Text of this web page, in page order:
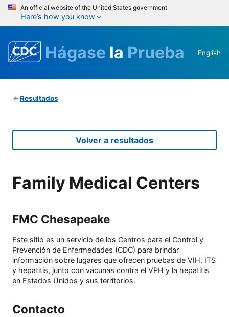
An official website of the United States government
Here’s how you know
Hágase la Prueba English
Resultados
Volver a resultados
Family Medical Centers
FMC Chesapeake
Este sitio es un servicio de los Centros para el Control y
Prevención de Enfermedades (CDC) para brindar
información sobre lugares que ofrecen pruebas de VIH, ITS
y hepatitis, junto con vacunas contra el VPH y la hepatitis
en Estados Unidos y sus territorios.
Contacto